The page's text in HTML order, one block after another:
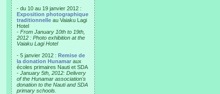
- du 10 au 19 janvier 2012 :
Exposition photographique
traditionnelle au Vaiaku Lagi
Hotel
- From January 10th to 19th,
2012 : Photo exhibition at the
Vaiaku Lagi Hotel
- 5 janvier 2012 : Remise de
la donation Hunamar aux
écoles primaires Nauti et SDA
- January 5th, 2012: Delivery
of the Hunamar association's
donation to the Nauti and SDA
primary schools.